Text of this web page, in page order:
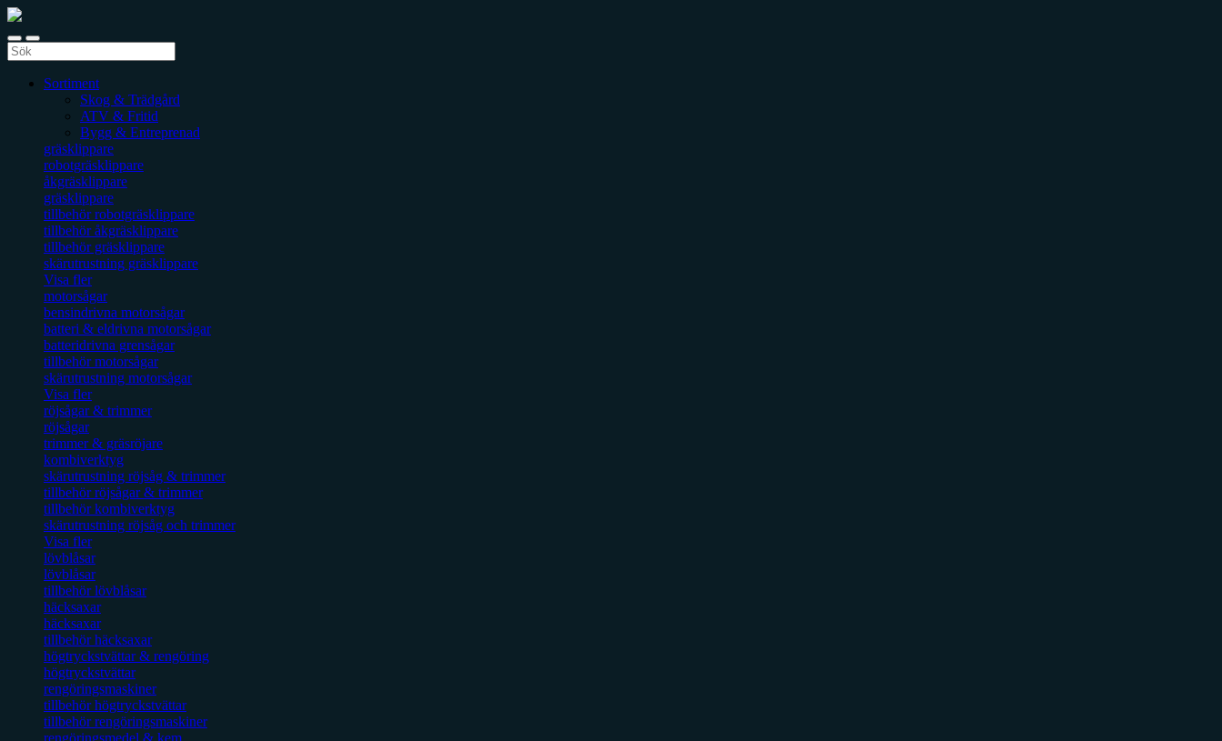
Sortiment
Skog & Trädgård
ATV & Fritid
Bygg & Entreprenad
gräsklippare
robotgräsklippare
åkgräsklippare
gräsklippare
tillbehör robotgräsklippare
tillbehör åkgräsklippare
tillbehör gräsklippare
skärutrustning gräsklippare
Visa fler
motorsågar
bensindrivna motorsågar
batteri & eldrivna motorsågar
batteridrivna grensågar
tillbehör motorsågar
skärutrustning motorsågar
Visa fler
röjsågar & trimmer
röjsågar
trimmer & gräsröjare
kombiverktyg
skärutrustning röjsåg & trimmer
tillbehör röjsågar & trimmer
tillbehör kombiverktyg
skärutrustning röjsåg och trimmer
Visa fler
lövblåsar
lövblåsar
tillbehör lövblåsar
häcksaxar
häcksaxar
tillbehör häcksaxar
högtryckstvättar & rengöring
högtryckstvättar
rengöringsmaskiner
tillbehör högtryckstvättar
tillbehör rengöringsmaskiner
rengöringsmedel & kem